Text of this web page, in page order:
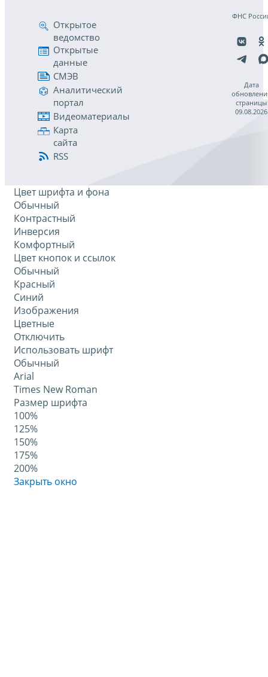
Открытое
ведомство
Открытые
данные
СМЭВ
Аналитический
портал
Видеоматериалы
Карта
сайта
RSS
ФНС
Дата
страницы
09.08.2026
Цвет шрифта и фона
Обычный
Контрастный
Инверсия
Комфортный
Цвет кнопок и ссылок
Обычный
Красный
Синий
Изображения
Цветные
Отключить
Использовать шрифт
Обычный
Arial
Times New Roman
Размер шрифта
100%
125%
150%
175%
200%
Закрыть окно